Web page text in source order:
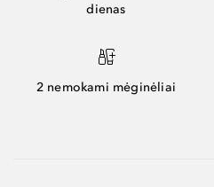
dienas
2 nemokami mėginėliai